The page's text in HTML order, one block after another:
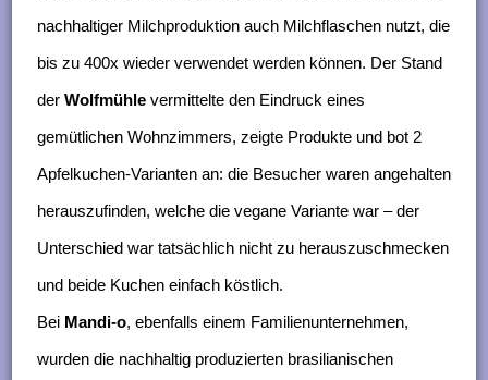
nachhaltiger Milchproduktion auch Milchflaschen nutzt, die
bis zu 400x wieder verwendet werden können. Der Stand
der Wolfmühlevermittelte den Eindruck eines
gemütlichen Wohnzimmers, zeigte Produkte und bot 2
Apfelkuchen-Varianten an: die Besucher waren angehalten
herauszufinden, welche die vegane Variante war – der
Unterschied war tatsächlich nicht zu herauszuschmecken
und beide Kuchen einfach köstlich.
Bei Mandi-o, ebenfalls einem Familienunternehmen,
wurden die nachhaltig produzierten brasilianischen